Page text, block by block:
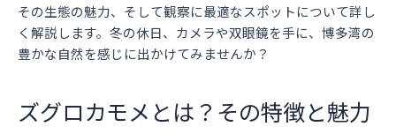
その生態の魅力、そして観察に最適なスポットについて詳し
く解説します。冬の休日、カメラや双眼鏡を手に、博多湾の
豊かな自然を感じに出かけてみませんか？
ズグロカモメとは？その特徴と魅力